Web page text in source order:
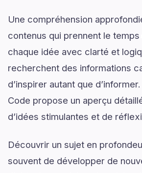
Une compréhension
contenus qui prennent le temps
chaque idée avec clarté et
recherchent des informations
d’inspirer autant que
Code propose un aperçu
d’idées stimulantes et de
Découvrir un sujet en
souvent de développer de